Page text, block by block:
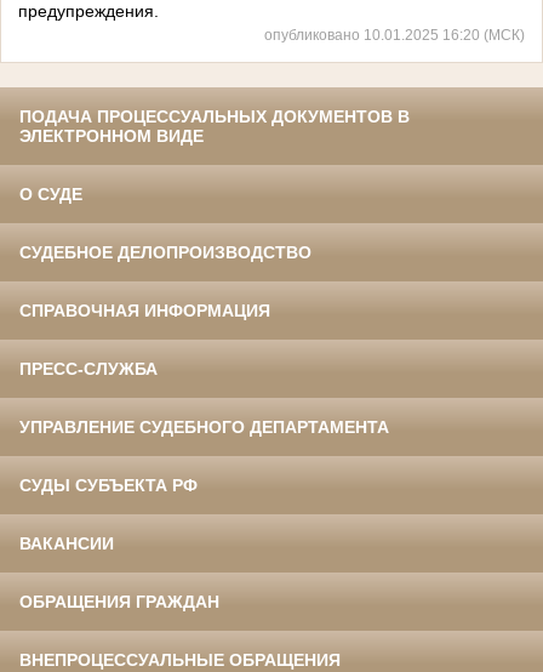
предупреждения.
опубликовано 10.01.2025 16:20 (МСК)
ПОДАЧА ПРОЦЕССУАЛЬНЫХ ДОКУМЕНТОВ В
ЭЛЕКТРОННОМ ВИДЕ
О СУДЕ
СУДЕБНОЕ ДЕЛОПРОИЗВОДСТВО
СПРАВОЧНАЯ ИНФОРМАЦИЯ
ПРЕСС-СЛУЖБА
УПРАВЛЕНИЕ СУДЕБНОГО ДЕПАРТАМЕНТА
СУДЫ СУБЪЕКТА РФ
ВАКАНСИИ
ОБРАЩЕНИЯ ГРАЖДАН
ВНЕПРОЦЕССУАЛЬНЫЕ ОБРАЩЕНИЯ